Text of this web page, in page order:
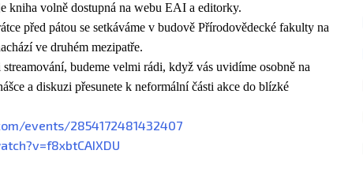
kniha volně dostupná na webu EAI a editorky.
před pátou se setkáváme v budově Přírodovědecké fakulty na
ve druhém mezipatře.
budeme velmi rádi, když vás uvidíme osobně na
a diskuzi přesunete k neformální části akce do blízké
events/2854172481432407